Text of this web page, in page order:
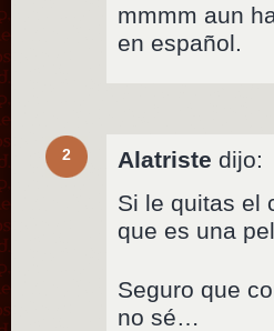
mmmm aun
en español.
2 Alatriste dijo:
Si le quitas el
que es una
Seguro que
no sé…